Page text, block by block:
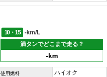
10・15
-km/L
満タンでどこまで走る？
-km
使用燃料
ハイオク